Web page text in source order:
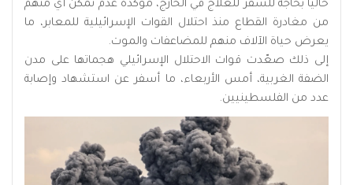
حاليًا بحاجة للسفر للعلاج في الخارج، مؤكدة عدم تمكن أي منهم
من مغادرة القطاع منذ احتلال القوات الإسرائيلية للمعابر، ما
يعرض حياة الآلاف منهم للمضاعفات والموت.
إلى ذلك صعّدت قوات الاحتلال الإسرائيلي هجماتها على مدن
الضفة الغربية، أمس الأربعاء، ما أسفر عن استشهاد وإصابة
عدد من الفلسطينيين.